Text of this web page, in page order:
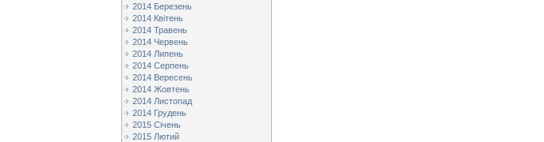
2014 Березень
2014 Квітень
2014 Травень
2014 Червень
2014 Липень
2014 Серпень
2014 Вересень
2014 Жовтень
2014 Листопад
2014 Грудень
2015 Січень
2015 Лютий